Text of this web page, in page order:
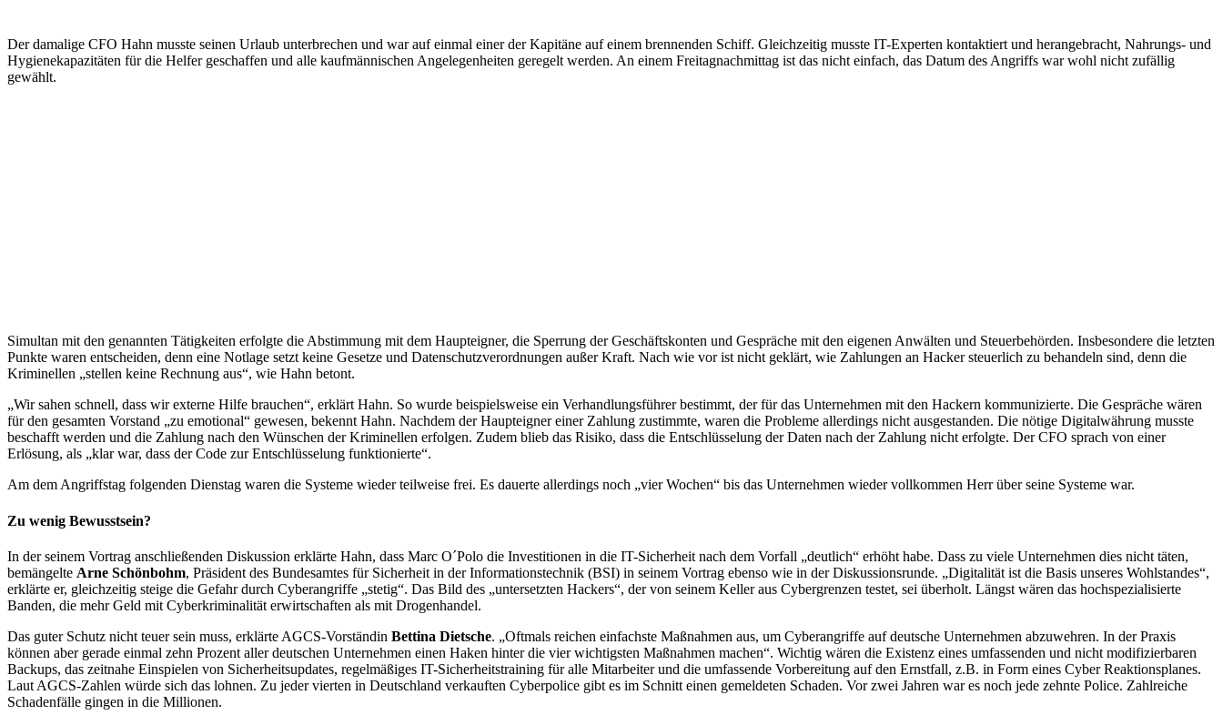
Der damalige CFO Hahn musste seinen Urlaub unterbrechen und war auf einmal einer der Kapitäne auf einem brennenden Schiff. Gleichzeitig musste IT-Experten kontaktiert und herangebracht, Nahrungs- und
Hygienekapazitäten für die Helfer geschaffen und alle kaufmännischen Angelegenheiten geregelt werden. An einem Freitagnachmittag ist das nicht einfach, das Datum des Angriffs war wohl nicht zufällig
gewählt.
Simultan mit den genannten Tätigkeiten erfolgte die Abstimmung mit dem Haupteigner, die Sperrung der Geschäftskonten und Gespräche mit den eigenen Anwälten und Steuerbehörden. Insbesondere die letzten
Punkte waren entscheiden, denn eine Notlage setzt keine Gesetze und Datenschutzverordnungen außer Kraft. Nach wie vor ist nicht geklärt, wie Zahlungen an Hacker steuerlich zu behandeln sind, denn die
Kriminellen „stellen keine Rechnung aus“, wie Hahn betont.
„Wir sahen schnell, dass wir externe Hilfe brauchen“, erklärt Hahn. So wurde beispielsweise ein Verhandlungsführer bestimmt, der für das Unternehmen mit den Hackern kommunizierte. Die Gespräche wären
für den gesamten Vorstand „zu emotional“ gewesen, bekennt Hahn. Nachdem der Haupteigner einer Zahlung zustimmte, waren die Probleme allerdings nicht ausgestanden. Die nötige Digitalwährung musste
beschafft werden und die Zahlung nach den Wünschen der Kriminellen erfolgen. Zudem blieb das Risiko, dass die Entschlüsselung der Daten nach der Zahlung nicht erfolgte. Der CFO sprach von einer
Erlösung, als „klar war, dass der Code zur Entschlüsselung funktionierte“.
Am dem Angriffstag folgenden Dienstag waren die Systeme wieder teilweise frei. Es dauerte allerdings noch „vier Wochen“ bis das Unternehmen wieder vollkommen Herr über seine Systeme war.
Zu wenig Bewusstsein?
In der seinem Vortrag anschließenden Diskussion erklärte Hahn, dass Marc O´Polo die Investitionen in die IT-Sicherheit nach dem Vorfall „deutlich“ erhöht habe. Dass zu viele Unternehmen dies nicht täten,
bemängelte Arne Schönbohm, Präsident des Bundesamtes für Sicherheit in der Informationstechnik (BSI) in seinem Vortrag ebenso wie in der Diskussionsrunde. „Digitalität ist die Basis unseres Wohlstandes“,
erklärte er, gleichzeitig steige die Gefahr durch Cyberangriffe „stetig“. Das Bild des „untersetzten Hackers“, der von seinem Keller aus Cybergrenzen testet, sei überholt. Längst wären das hochspezialisierte
Banden, die mehr Geld mit Cyberkriminalität erwirtschaften als mit Drogenhandel.
Das guter Schutz nicht teuer sein muss, erklärte AGCS-Vorständin Bettina Dietsche. „Oftmals reichen einfachste Maßnahmen aus, um Cyberangriffe auf deutsche Unternehmen abzuwehren. In der Praxis
können aber gerade einmal zehn Prozent aller deutschen Unternehmen einen Haken hinter die vier wichtigsten Maßnahmen machen“. Wichtig wären die Existenz eines umfassenden und nicht modifizierbaren
Backups, das zeitnahe Einspielen von Sicherheitsupdates, regelmäßiges IT-Sicherheitstraining für alle Mitarbeiter und die umfassende Vorbereitung auf den Ernstfall, z.B. in Form eines Cyber Reaktionsplanes.
Laut AGCS-Zahlen würde sich das lohnen. Zu jeder vierten in Deutschland verkauften Cyberpolice gibt es im Schnitt einen gemeldeten Schaden. Vor zwei Jahren war es noch jede zehnte Police. Zahlreiche
Schadenfälle gingen in die Millionen.